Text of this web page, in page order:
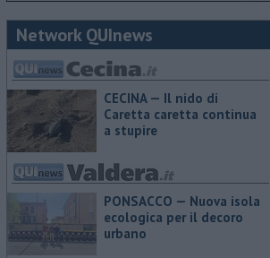
Network QUInews
CECINA — Il nido di
Caretta caretta continua
a stupire
PONSACCO — Nuova isola
ecologica per il decoro
urbano